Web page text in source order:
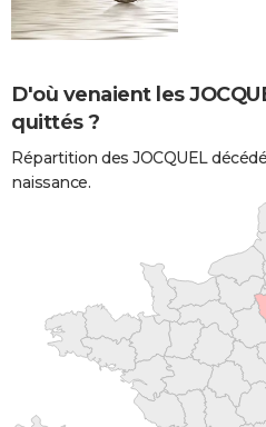
D'où venaient les
quittés ?
Répartition des JOCQUEL
naissance.